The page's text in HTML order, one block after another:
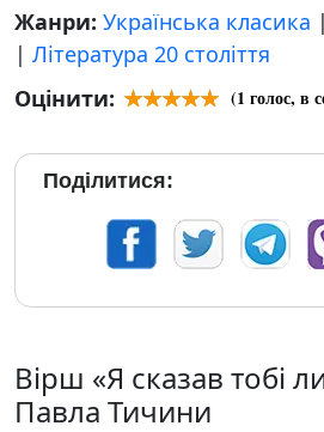
Жанри: Українська класика |
| Література 20 століття
Оцінити:
(1 голос, в
Поділитися:
Вірш «Я сказав тобі
Павла Тичини